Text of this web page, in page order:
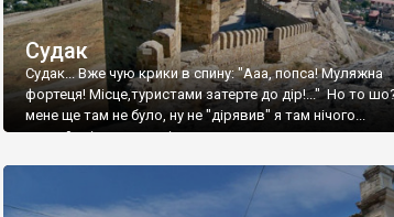
Судак
Судак... Вже чую крики в спину: "Ааа, попса! Муляжна
фортеця! Місце,туристами затерте до дір!..." Но то
мене ще там не було, ну не "дірявив" я там нічого...
принаймні до цього літа.